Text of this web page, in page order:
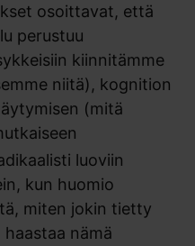
osoittavat, että
perustuu
kiinnitämme
niitä), kognition
(mitä
luoviin
kun huomio
miten jokin tietty
nämä